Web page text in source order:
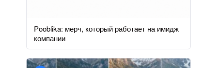
Pooblika: мерч, который работает на имидж
компании